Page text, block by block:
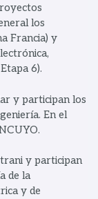
los
Francia) y
6).
y participan los
En el
y participan
de la
y de